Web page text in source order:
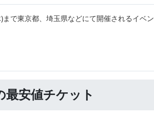
で東京都、埼玉県などにて開催されるイベン
最安値チケット